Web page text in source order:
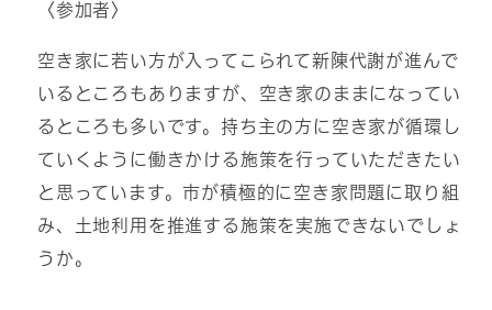
〈参加者〉
空き家に若い方が入ってこられて新陳代謝が進んで
いるところもありますが、空き家のままになってい
るところも多いです。持ち主の方に空き家が循環し
ていくように働きかける施策を行っていただきたい
と思っています。市が積極的に空き家問題に取り組
み、土地利用を推進する施策を実施できないでしょ
うか。